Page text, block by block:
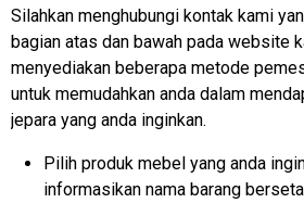
Silahkan menghubungi kontak kami
bagian atas dan bawah pada website
menyediakan beberapa metode
untuk memudahkan anda dalam
jepara yang anda inginkan.
Pilih produk mebel yang anda
informasikan nama barang